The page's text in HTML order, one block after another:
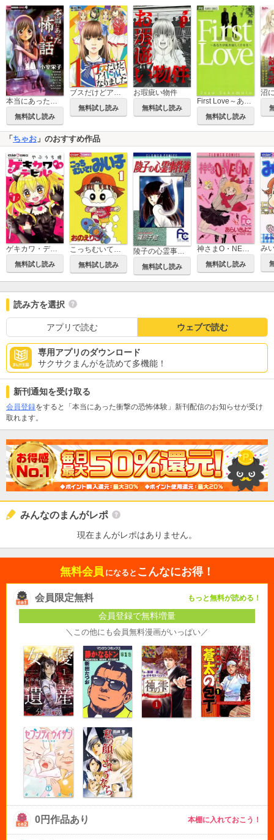
本当にあった怖い話
無料試し読み
無料試し読み
お瑕疵い物件
無料試し読み
First Love～あなたが私を寂しくさせる～
無料試し読み
「 ちゃお 」のおすすめ作品
ゲキカワ・デビル
無料試し読み
こっちむいて！みい子
無料試し読み 無料試し読み
神さまO・NE・GA・I
無料試し読み
み
読み方を選択
アプリで読む ウェブで読む
専用アプリのダウンロード
サクサクまんがを読めて多機能！
新刊通知を受け取る
会員登録をすると「本当にあった衝撃の恐怖体験」新刊配信のお知らせが受け
取れます。
みんなのまんがレポ
現在まんがレポはありません。
無料会員 になると こんなにお得！
会員限定無料 もっと無料が読める！
会員登録で無料増量
＼この他にも会員無料漫画がいっぱい／
0円作品あり 本棚に入れておこう！